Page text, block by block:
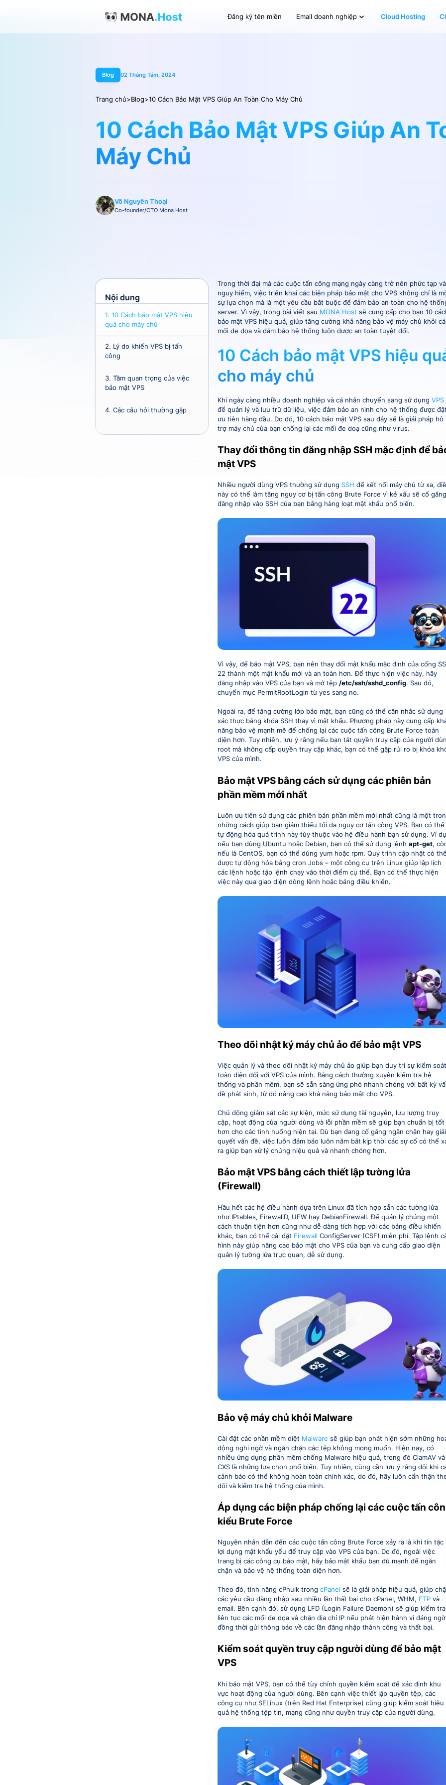
Đăng ký tên miền Email doanh nghiệp Cloud Hosting
Blog 02 Tháng Tám, 2024
Trang chủ>Blog>10 Cách Bảo Mật VPS Giúp An Toàn Cho Máy Chủ
10 Cách Bảo Mật VPS Giúp An
Máy Chủ
Võ Nguyên Thoại
Co-founder/CTO Mona Host
Nội dung
1. 10 Cách bảo mật VPS hiệu
quả cho máy chủ
2. Lý do khiến VPS bị tấn
công
3. Tầm quan trọng của việc
bảo mật VPS
4. Các câu hỏi thường gặp
Trong thời đại mà các cuộc tấn công mạng ngày càng trở nên phức tạp và
nguy hiểm, việc triển khai các biện pháp bảo mật cho VPS không chỉ là
sự lựa chọn mà là một yêu cầu bắt buộc để đảm bảo an toàn cho hệ
server. Vì vậy, trong bài viết sau MONA Host sẽ cung cấp cho bạn 10
bảo mật VPS hiệu quả, giúp tăng cường khả năng bảo vệ máy chủ khỏi
mối đe dọa và đảm bảo hệ thống luôn được an toàn tuyệt đối.
10 Cách bảo mật VPS hiệu
cho máy chủ
Khi ngày càng nhiều doanh nghiệp và cá nhân chuyển sang sử dụng VPS
để quản lý và lưu trữ dữ liệu, việc đảm bảo an ninh cho hệ thống được
ưu tiên hàng đầu. Do đó, 10 cách bảo mật VPS sau đây sẽ là giải pháp hỗ
trợ máy chủ của bạn chống lại các mối đe doạ cũng như virus.
Thay đổi thông tin đăng nhập SSH mặc định để
mật VPS
Nhiều người dùng VPS thường sử dụng SSH để kết nối máy chủ từ xa,
này có thể làm tăng nguy cơ bị tấn công Brute Force vì kẻ xấu sẽ cố gắng
đăng nhập vào SSH của bạn bằng hàng loạt mật khẩu phổ biến.
Vì vậy, để bảo mật VPS, bạn nên thay đổi mật khẩu mặc định của cổng
22 thành một mật khẩu mới và an toàn hơn. Để thực hiện việc này, hãy
đăng nhập vào VPS của bạn và mở tệp /etc/ssh/sshd_config. Sau đó,
chuyển mục PermitRootLogin từ yes sang no.
Ngoài ra, để tăng cường lớp bảo mật, bạn cũng có thể cân nhắc sử dụng
xác thực bằng khóa SSH thay vì mật khẩu. Phương pháp này cung cấp
năng bảo vệ mạnh mẽ để chống lại các cuộc tấn công Brute Force toàn
diện hơn. Tuy nhiên, lưu ý rằng nếu bạn tắt quyền truy cập của người
root mà không cấp quyền truy cập khác, bạn có thể gặp rủi ro bị khóa
VPS của mình.
Bảo mật VPS bằng cách sử dụng các phiên bản
phần mềm mới nhất
Luôn ưu tiên sử dụng các phiên bản phần mềm mới nhất cũng là một
những cách giúp bạn giảm thiểu tối đa nguy cơ tấn công VPS. Bạn có thể
tự động hóa quá trình này tùy thuộc vào hệ điều hành bạn sử dụng. Ví
nếu bạn dùng Ubuntu hoặc Debian, bạn có thể sử dụng lệnh apt-get,
nếu là CentOS, bạn có thể dùng yum hoặc rpm. Quy trình cập nhật có
được tự động hóa bằng cron Jobs – một công cụ trên Linux giúp lập lịch
các lệnh hoặc tập lệnh chạy vào thời điểm cụ thể. Bạn có thể thực hiện
việc này qua giao diện dòng lệnh hoặc bảng điều khiển.
Theo dõi nhật ký máy chủ ảo để bảo mật VPS
Việc quản lý và theo dõi nhật ký máy chủ ảo giúp bạn duy trì sự kiểm soát
toàn diện đối với VPS của mình. Bằng cách thường xuyên kiểm tra hệ
thống và phần mềm, bạn sẽ sẵn sàng ứng phó nhanh chóng với bất kỳ
đề phát sinh, từ đó nâng cao khả năng bảo mật cho VPS.
Chủ động giám sát các sự kiện, mức sử dụng tài nguyên, lưu lượng truy
cập, hoạt động của người dùng và lỗi phần mềm sẽ giúp bạn chuẩn bị tốt
hơn cho các tình huống hiện tại. Dù bạn đang cố gắng ngăn chặn hay giải
quyết vấn đề, việc luôn đảm bảo luôn nắm bắt kịp thời các sự cố có thể
ra giúp bạn xử lý chúng hiệu quả và nhanh chóng hơn.
Bảo mật VPS bằng cách thiết lập tường lửa
(Firewall)
Hầu hết các hệ điều hành dựa trên Linux đã tích hợp sẵn các tường lửa
như IPtables, FirewallD, UFW hay DebianFirewall. Để quản lý chúng một
cách thuận tiện hơn cũng như dễ dàng tích hợp với các bảng điều khiển
khác, bạn có thể cài đặt Firewall ConfigServer (CSF) miễn phí. Tập lệnh
hình này giúp nâng cao bảo mật cho VPS của bạn và cung cấp giao diện
quản lý tường lửa trực quan, dễ sử dụng.
Bảo vệ máy chủ khỏi Malware
Cài đặt các phần mềm diệt Malware sẽ giúp bạn phát hiện sớm những
động nghi ngờ và ngăn chặn các tệp không mong muốn. Hiện nay, có
nhiều ứng dụng phần mềm chống Malware hiệu quả, trong đó ClamAV và
CXS là những lựa chọn phổ biến. Tuy nhiên, cũng cần lưu ý rằng đôi khi
cảnh báo có thể không hoàn toàn chính xác, do đó, hãy luôn cẩn thận
dõi và kiểm tra hệ thống của mình.
Áp dụng các biện pháp chống lại các cuộc tấn
kiểu Brute Force
Nguyên nhân dẫn đến các cuộc tấn công Brute Force xảy ra là khi tin tặc
lợi dụng mật khẩu yếu để truy cập vào VPS của bạn. Do đó, ngoài việc
trang bị các công cụ bảo mật, hãy bảo mật khẩu bạn đủ mạnh để ngăn
chặn và bảo vệ hệ thống toàn diện hơn.
Theo đó, tính năng cPhulk trong cPanel sẽ là giải pháp hiệu quả, giúp
các yêu cầu đăng nhập sau nhiều lần thất bại cho cPanel, WHM, FTPvà
email. Bên cạnh đó, sử dụng LFD (Login Failure Daemon) sẽ giúp kiểm tra
liên tục các mối đe dọa và chặn địa chỉ IP nếu phát hiện hành vi đáng
đồng thời gửi thông báo về các lần đăng nhập thành công và thất bại.
Kiểm soát quyền truy cập người dùng để bảo mật
VPS
Khi bảo mật VPS, bạn có thể tùy chỉnh quyền kiểm soát để xác định khu
vực hoạt động của người dùng. Bên cạnh việc thiết lập quyền tệp, các
công cụ như SELinux (trên Red Hat Enterprise) cũng giúp kiểm soát hiệu
quả hệ thống tệp tin, mạng cũng như quyền truy cập của người dùng.